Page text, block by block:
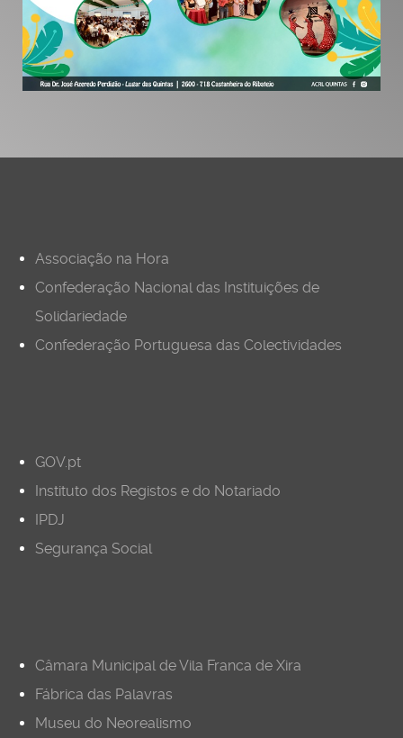
Associação na Hora
Confederação Nacional das Instituições de
Solidariedade
Confederação Portuguesa das Colectividades
GOV.pt
Instituto dos Registos e do Notariado
IPDJ
Segurança Social
Câmara Municipal de Vila Franca de Xira
Fábrica das Palavras
Museu do Neorealismo